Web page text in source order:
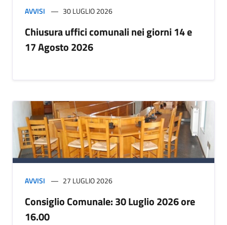
AVVISI 30 LUGLIO 2026
Chiusura uffici comunali nei giorni 14 e
17 Agosto 2026
AVVISI 27 LUGLIO 2026
Consiglio Comunale: 30 Luglio 2026 ore
16.00